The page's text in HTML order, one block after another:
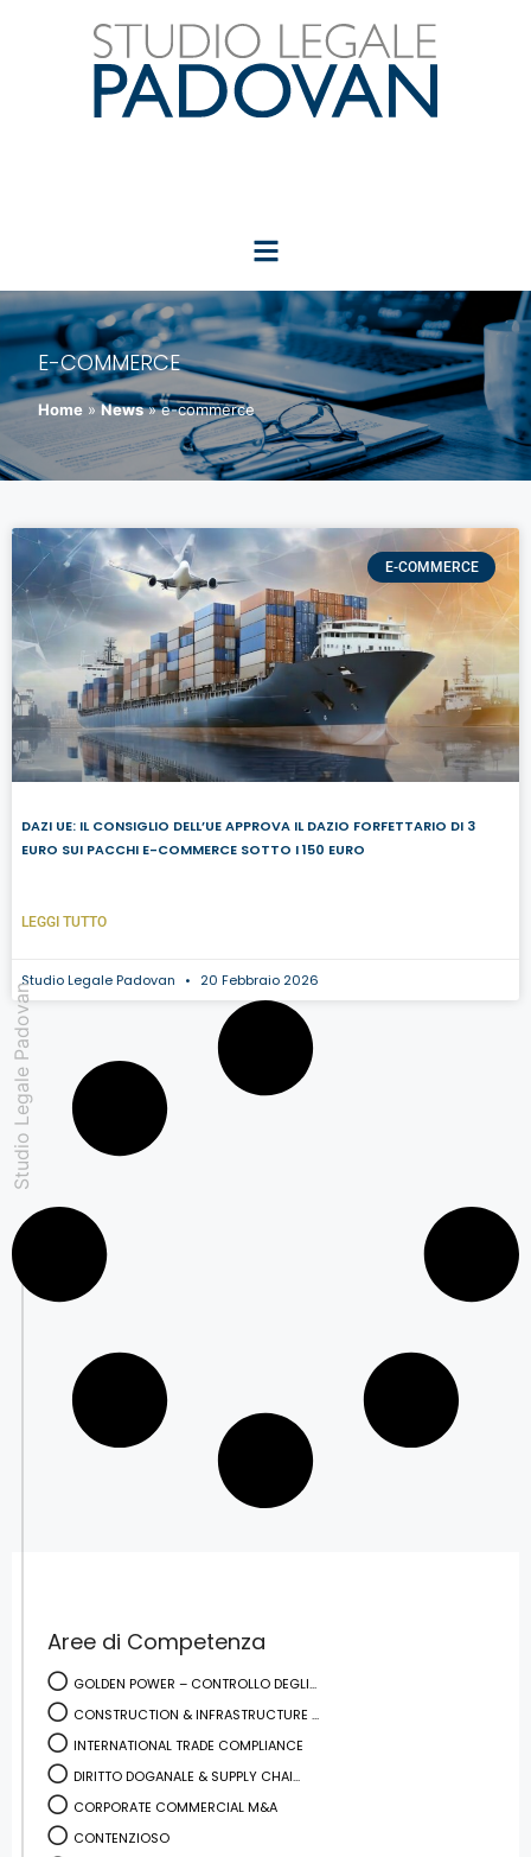
E-COMMERCE
Home » News » e-commerce
Studio Legale Padovan
E-COMMERCE
DAZI UE: IL CONSIGLIO DELL’UE APPROVA IL DAZIO FORFETTARIO DI 3
EURO SUI PACCHI E-COMMERCE SOTTO I 150 EURO
LEGGI TUTTO
Studio Legale Padovan 20 Febbraio 2026
Aree di Competenza
GOLDEN POWER – CONTROLLO DEGLI...
CONSTRUCTION & INFRASTRUCTURE ...
INTERNATIONAL TRADE COMPLIANCE
DIRITTO DOGANALE & SUPPLY CHAI...
CORPORATE COMMERCIAL M&A
CONTENZIOSO